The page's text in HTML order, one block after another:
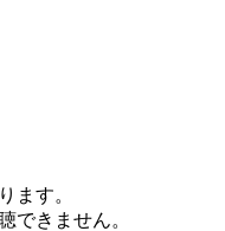
ます。
できません。